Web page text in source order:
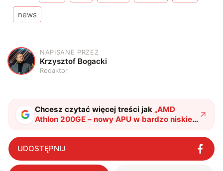
news
K
NAPISANE PRZEZ
Krzysztof Bogacki
Redaktor
Chcesz czytać więcej treści jak „AMD
Athlon 200GE – nowy APU w bardzo niskiej
cenie"?
UDOSTĘPNIJ